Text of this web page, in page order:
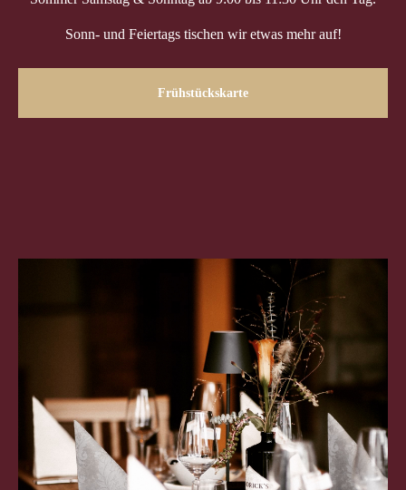
Sonn- und Feiertags tischen wir etwas mehr auf!
Frühstückskarte